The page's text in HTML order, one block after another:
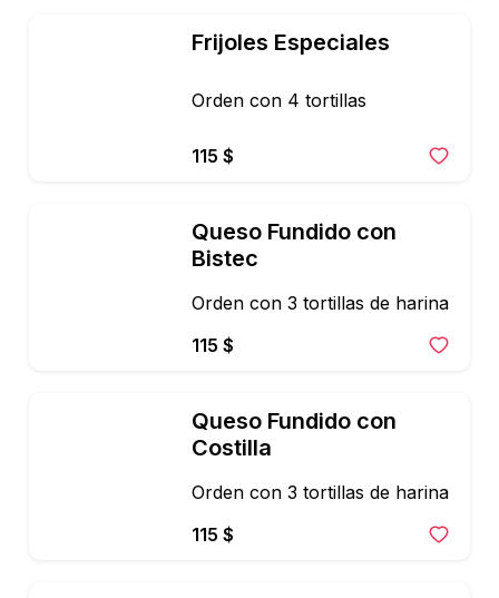
Frijoles Especiales
Orden con 4 tortillas
115 $
Queso Fundido con
Bistec
Orden con 3 tortillas de harina
115 $
Queso Fundido con
Costilla
Orden con 3 tortillas de harina
115 $